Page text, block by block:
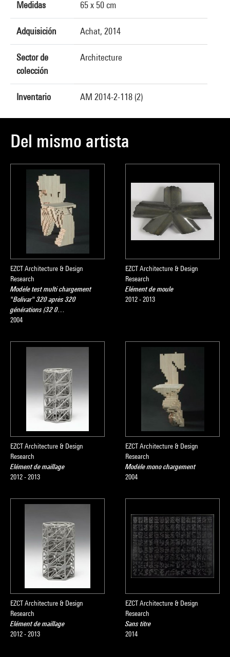
Medidas 65 x 50 cm
Adquisición Achat, 2014
Sector de
colección
Architecture
Inventario AM 2014-2-118 (2)
Del mismo artista
EZCT Architecture & Design
Research
Modèle test multi chargement
"Bolivar" 320 après 320
générations (32 0…
2004
EZCT Architecture & Design
Research
Elément de moule
2012 - 2013
EZCT Architecture & Design
Research
Elément de maillage
2012 - 2013
EZCT Architecture & Design
Research
Modèle mono chargement
2004
EZCT Architecture & Design
Research
Elément de maillage
2012 - 2013
EZCT Architecture & Design
Research
Sans titre
2014